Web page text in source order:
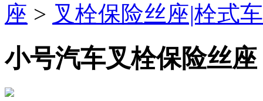
座 > 叉栓保险丝座|栓式
小号汽车叉栓保险丝